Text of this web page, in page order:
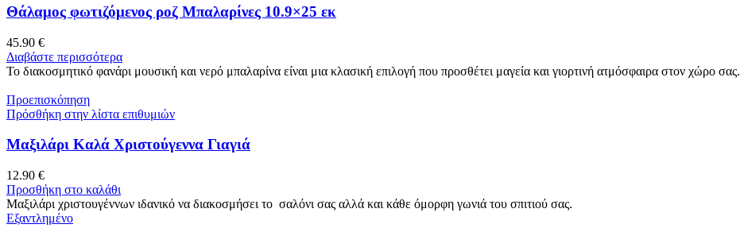
Θάλαμος φωτιζόμενος ροζ Μπαλαρίνες 10.9×25 εκ
45.90 €
Διαβάστε περισσότερα
Το διακοσμητικό φανάρι μουσική και νερό μπαλαρίνα είναι μια κλασική επιλογή που προσθέτει μαγεία και γιορτινή ατμόσφαιρα στον χώρο σας.
Προεπισκόπηση
Πρόσθήκη στην λίστα επιθυμιών
Μαξιλάρι Καλά Χριστούγεννα Γιαγιά
12.90 €
Προσθήκη στο καλάθι
Μαξιλάρι χριστουγέννων ιδανικό να διακοσμήσει το σαλόνι σας αλλά και κάθε όμορφη γωνιά του σπιτιού σας.
Εξαντλημένο